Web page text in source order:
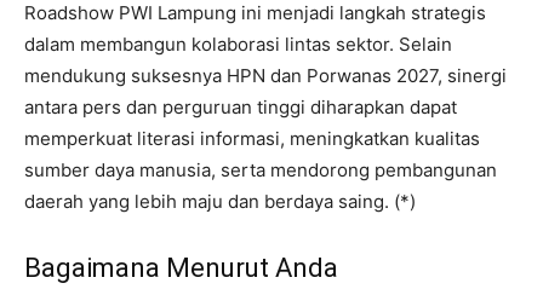
Roadshow PWI Lampung ini menjadi langkah strategis
dalam membangun kolaborasi lintas sektor. Selain
mendukung suksesnya HPN dan Porwanas 2027, sinergi
antara pers dan perguruan tinggi diharapkan dapat
memperkuat literasi informasi, meningkatkan kualitas
sumber daya manusia, serta mendorong pembangunan
daerah yang lebih maju dan berdaya saing. (*)
Bagaimana Menurut Anda